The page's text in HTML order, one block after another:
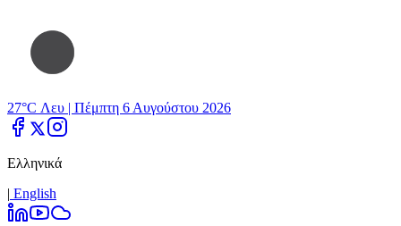
27°C Λευ | Πέμπτη 6 Αυγούστου 2026
Ελληνικά
| Εnglish